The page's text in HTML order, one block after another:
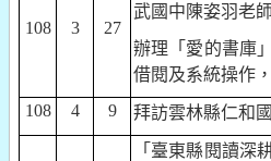
108 3 27
武國中陳姿羽老
辦理「愛的書庫
借閱及系統操作
108
4 9 拜訪雲林縣仁和
「臺東縣閱讀深